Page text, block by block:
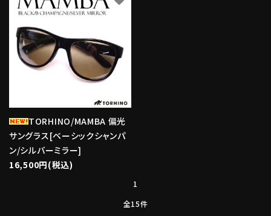
TORHINO/MAMBA 偏光
サングラス[ベーシックシャンパ
ン/シルバーミラー]
16,500円(税込)
1
全15件